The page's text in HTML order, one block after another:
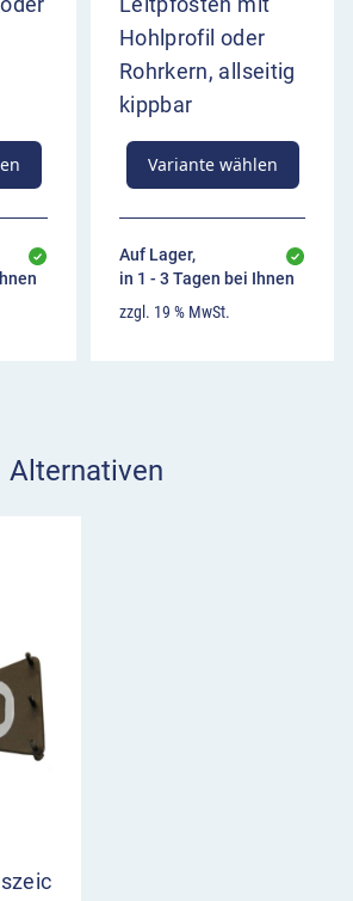
Hohlprofil oder
Rohrkern, allseitig
kippbar
Variante wählen
Auf Lager,
in 1 - 3 Tagen bei Ihnen
zzgl. 19 % MwSt.
Alternativen